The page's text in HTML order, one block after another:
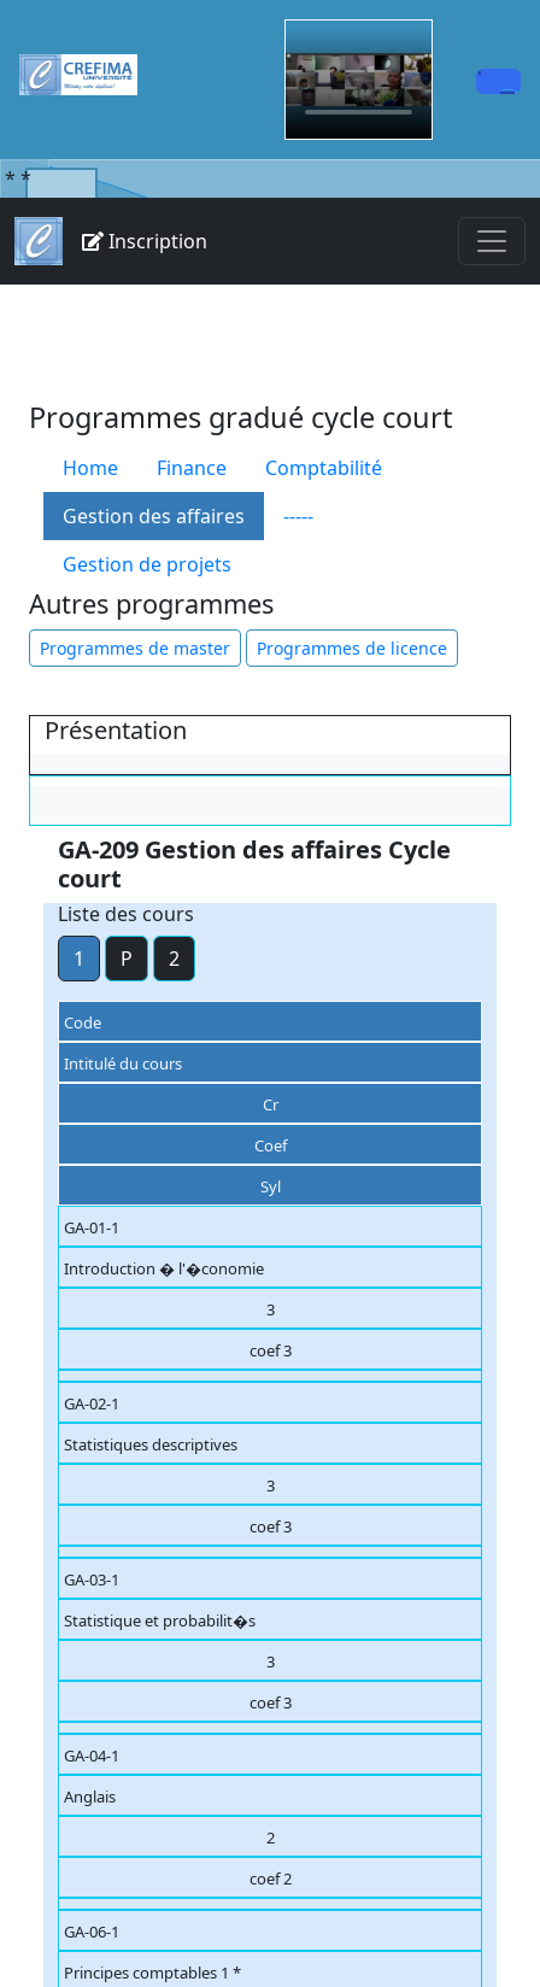
* *
Inscription
Programmes gradué cycle court
Home Finance
Comptabilité
Gestion des affaires
-----
Gestion de projets
Autres programmes
Programmes de master Programmes de licence
Présentation
GA-209 Gestion des affaires Cycle
court
Liste des cours
1
P 2
Code
Intitulé du cours
Cr
Coef
Syl
GA-01-1
Introduction � l'�conomie
3
coef 3
GA-02-1
Statistiques descriptives
3
coef 3
GA-03-1
Statistique et probabilit�s
3
coef 3
GA-04-1
Anglais
2
coef 2
GA-06-1
Principes comptables 1 *